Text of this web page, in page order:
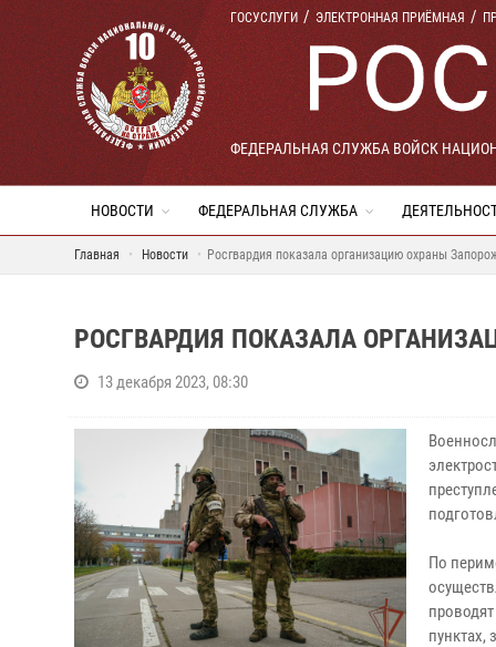
ГОСУСЛУГИ ЭЛЕКТРОННАЯ ПРИЁМНАЯ
ФЕДЕРАЛЬНАЯ СЛУЖБА ВОЙСК
НОВОСТИ ФЕДЕРАЛЬНАЯ СЛУЖБА
Главная Новости Росгвардия показала организацию охраны
РОСГВАРДИЯ ПОКАЗАЛА
13 декабря 2023, 08:30
По
пунктах,